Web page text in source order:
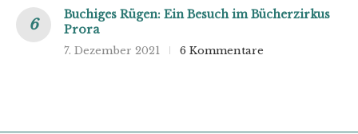
Buchiges Rügen: Ein Besuch im Bücherzirkus
Prora
7. Dezember 2021 6 Kommentare